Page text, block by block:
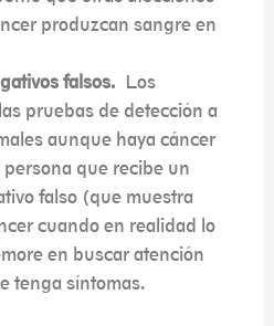
produzcan sangre en
falsos. Los
pruebas de detección a
aunque haya cáncer
que recibe un
falso (que muestra
cuando en realidad lo
en buscar atención
tenga síntomas.